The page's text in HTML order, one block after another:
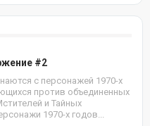
#2
с персонажей 1970-х
против объединенных
и Тайных
1970-х годов...